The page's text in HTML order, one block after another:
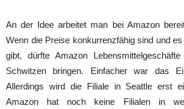
An der Idee arbeitet man bei Amazon
Wenn die Preise konkurrenzfähig sind und
gibt, dürfte Amazon
Schwitzen bringen. Einfacher war das
Allerdings wird die Filiale in Seattle erst
Amazon hat noch keine Filialen in